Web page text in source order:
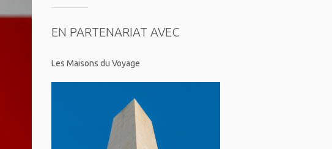
EN PARTENARIAT AVEC
Les Maisons du Voyage